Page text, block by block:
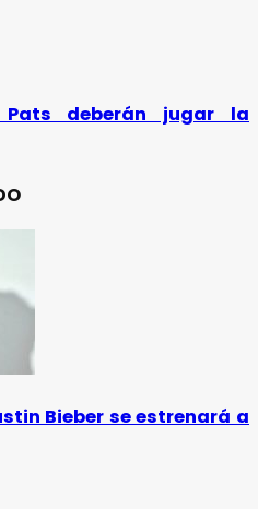
Pats deberán jugar la
Bieber se estrenará a